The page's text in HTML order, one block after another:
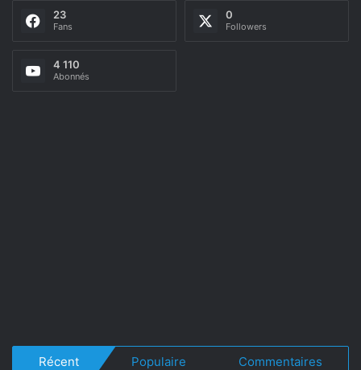
23
Fans
0
Followers
4 110
Abonnés
Récent Populaire Commentaires